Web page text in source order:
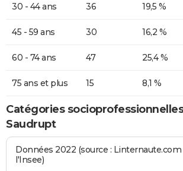
30 - 44 ans 36 19,5 %
45 - 59 ans 30 16,2 %
60 - 74 ans 47 25,4 %
75 ans et plus 15 8,1 %
Catégories socioprofessionnelles
Saudrupt
Données 2022 (source : Linternaute.com
l'Insee)